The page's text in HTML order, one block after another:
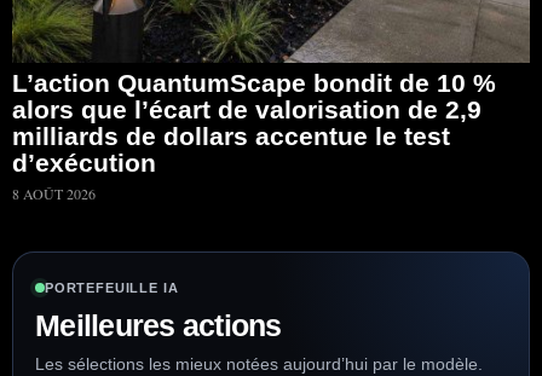
L’action QuantumScape bondit de 10 %
alors que l’écart de valorisation de 2,9
milliards de dollars accentue le test
d’exécution
8 AOÛT 2026
PORTEFEUILLE IA
Meilleures actions
Les sélections les mieux notées aujourd’hui par le modèle.